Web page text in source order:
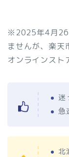
※2025年4月26
ませんが、楽天
オンラインスト
迷
急
北